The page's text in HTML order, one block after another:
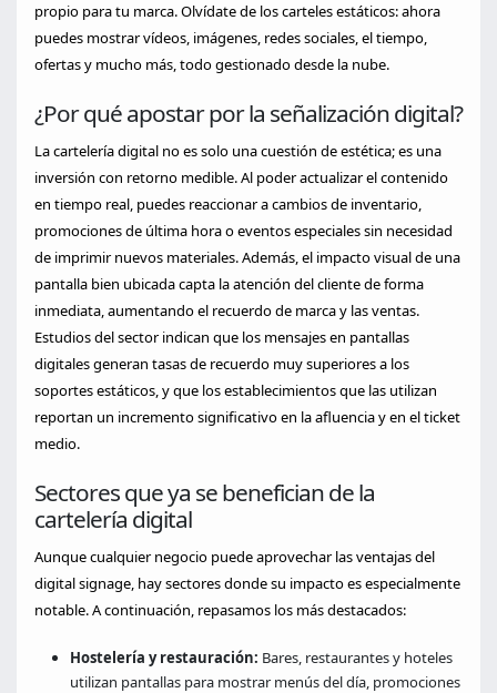
propio para tu marca. Olvídate de los carteles estáticos: ahora
puedes mostrar vídeos, imágenes, redes sociales, el tiempo,
ofertas y mucho más, todo gestionado desde la nube.
¿Por qué apostar por la señalización digital?
La cartelería digital no es solo una cuestión de estética; es una
inversión con retorno medible. Al poder actualizar el contenido
en tiempo real, puedes reaccionar a cambios de inventario,
promociones de última hora o eventos especiales sin necesidad
de imprimir nuevos materiales. Además, el impacto visual de una
pantalla bien ubicada capta la atención del cliente de forma
inmediata, aumentando el recuerdo de marca y las ventas.
Estudios del sector indican que los mensajes en pantallas
digitales generan tasas de recuerdo muy superiores a los
soportes estáticos, y que los establecimientos que las utilizan
reportan un incremento significativo en la afluencia y en el ticket
medio.
Sectores que ya se benefician de la
cartelería digital
Aunque cualquier negocio puede aprovechar las ventajas del
digital signage, hay sectores donde su impacto es especialmente
notable. A continuación, repasamos los más destacados:
Hostelería y restauración: Bares, restaurantes y hoteles
utilizan pantallas para mostrar menús del día, promociones